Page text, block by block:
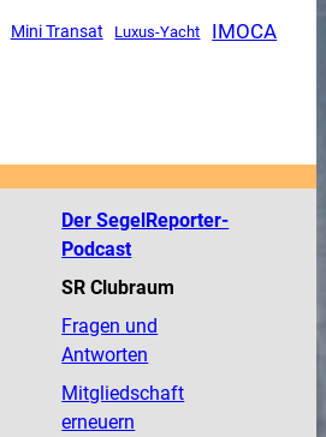
Mini Transat Luxus-Yacht IMOCA
Der SegelReporter-
Podcast
SR Clubraum
Fragen und
Antworten
Mitgliedschaft
erneuern